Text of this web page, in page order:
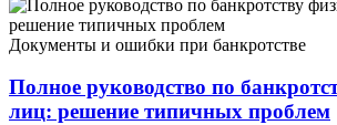
Документы и ошибки при банкротстве
Полное руководство по
лиц: решение типичных проблем